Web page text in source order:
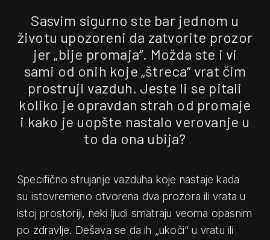
Sasvim sigurno ste bar jednom u
životu upozoreni da zatvorite prozor
jer „bije promaja“. Možda ste i vi
sami od onih koje „štreca“ vrat čim
prostruji vazduh. Jeste li se pitali
koliko je opravdan strah od promaje
i kako je uopšte nastalo verovanje u
to da ona ubija?
Specifično strujanje vazduha koje nastaje kada
su istovremeno otvorena dva prozora ili vrata u
istoj prostoriji, neki ljudi smatraju veoma opasnim
po zdravlje. Dešava se da ih „ukoči“ u vratu ili